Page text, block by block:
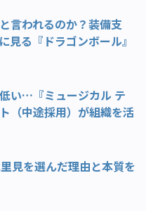
言われるのか？装備支
見る『ドラゴンボール』
い…『ミュージカル テ
（中途採用）が組織を活
見を選んだ理由と本質を